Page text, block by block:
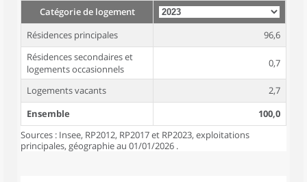
Catégorie de logement
Résidences principales
96,6
Résidences secondaires et
logements occasionnels
0,7
Logements vacants
2,7
Ensemble
100,0
Sources : Insee, RP2012, RP2017 et RP2023, exploitations
principales, géographie au 01/01/2026 .